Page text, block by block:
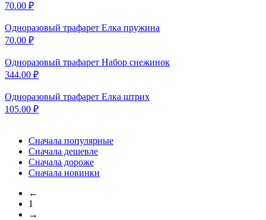
70.00 ₽
Одноразовый трафарет Елка пружина
70.00 ₽
Одноразовый трафарет Набор снежинок
344.00 ₽
Одноразовый трафарет Елка штрих
105.00 ₽
Сначала популярные
Сначала дешевле
Сначала дороже
Сначала новинки
←
1
→